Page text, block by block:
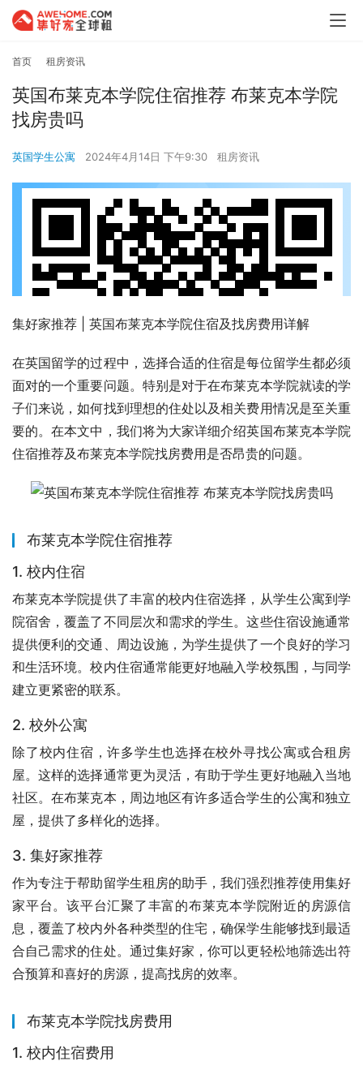
首页 租房资讯
英国布莱克本学院住宿推荐 布莱克本学院
找房贵吗
英国学生公寓 2024年4月14日 下午9:30 租房资讯
集好家推荐 | 英国布莱克本学院住宿及找房费用详解
在英国留学的过程中，选择合适的住宿是每位留学生都必须
面对的一个重要问题。特别是对于在布莱克本学院就读的学
子们来说，如何找到理想的住处以及相关费用情况是至关重
要的。在本文中，我们将为大家详细介绍英国布莱克本学院
住宿推荐及布莱克本学院找房费用是否昂贵的问题。
布莱克本学院住宿推荐
1. 校内住宿
布莱克本学院提供了丰富的校内住宿选择，从学生公寓到学
院宿舍，覆盖了不同层次和需求的学生。这些住宿设施通常
提供便利的交通、周边设施，为学生提供了一个良好的学习
和生活环境。校内住宿通常能更好地融入学校氛围，与同学
建立更紧密的联系。
2. 校外公寓
除了校内住宿，许多学生也选择在校外寻找公寓或合租房
屋。这样的选择通常更为灵活，有助于学生更好地融入当地
社区。在布莱克本，周边地区有许多适合学生的公寓和独立
屋，提供了多样化的选择。
3. 集好家推荐
作为专注于帮助留学生租房的助手，我们强烈推荐使用集好
家平台。该平台汇聚了丰富的布莱克本学院附近的房源信
息，覆盖了校内外各种类型的住宅，确保学生能够找到最适
合自己需求的住处。通过集好家，你可以更轻松地筛选出符
合预算和喜好的房源，提高找房的效率。
布莱克本学院找房费用
1. 校内住宿费用